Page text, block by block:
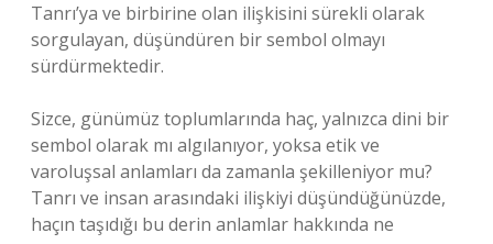
Tanrı’ya ve birbirine olan ilişkisini sürekli olarak
sorgulayan, düşündüren bir sembol olmayı
sürdürmektedir.
Sizce, günümüz toplumlarında haç, yalnızca dini bir
sembol olarak mı algılanıyor, yoksa etik ve
varoluşsal anlamları da zamanla şekilleniyor mu?
Tanrı ve insan arasındaki ilişkiyi düşündüğünüzde,
haçın taşıdığı bu derin anlamlar hakkında ne